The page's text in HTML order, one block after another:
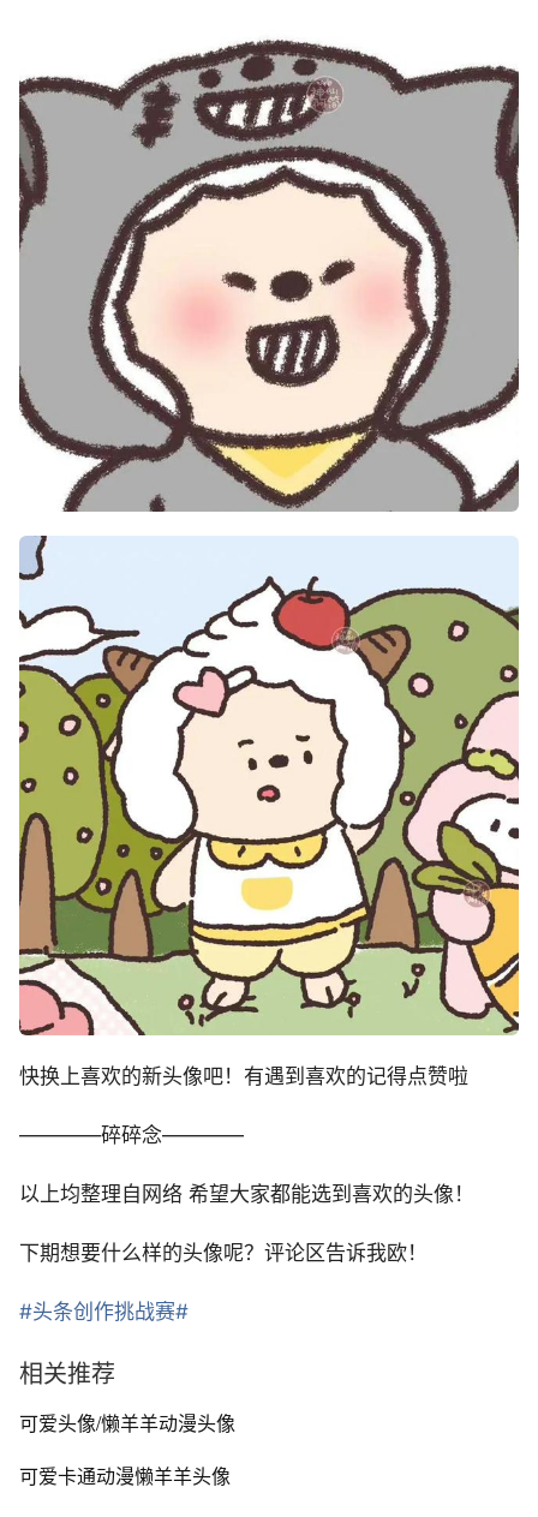
快换上喜欢的新头像吧！有遇到喜欢的记得点赞啦
————碎碎念————
以上均整理自网络 希望大家都能选到喜欢的头像！
下期想要什么样的头像呢？评论区告诉我欧！
#头条创作挑战赛#
相关推荐
可爱头像/懒羊羊动漫头像 ​​​
可爱卡通动漫懒羊羊头像